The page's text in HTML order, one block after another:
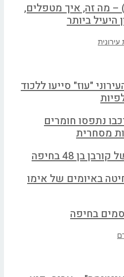
– מה זה, איך מטפלים,
היעיל ביותר
"עוז" סייעו ללכוד
נתפסו חומרים
מסחרית
בן 48 בחיפה
באיומים של אימו
בחיפה